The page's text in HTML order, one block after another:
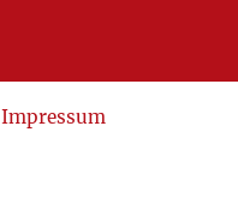
Impressum